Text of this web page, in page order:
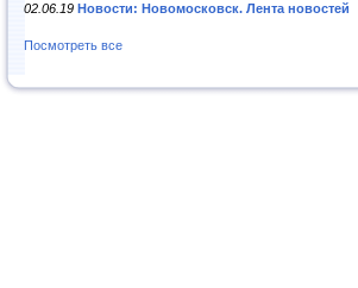
02.06.19 Новости: Новомосковск. Лента новостей
Посмотреть все